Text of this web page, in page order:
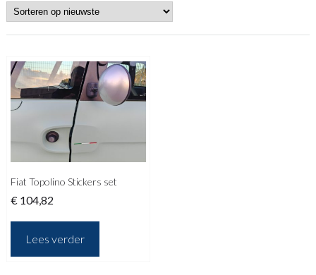
Fiat Topolino Stickers set
€ 104,82
Lees verder